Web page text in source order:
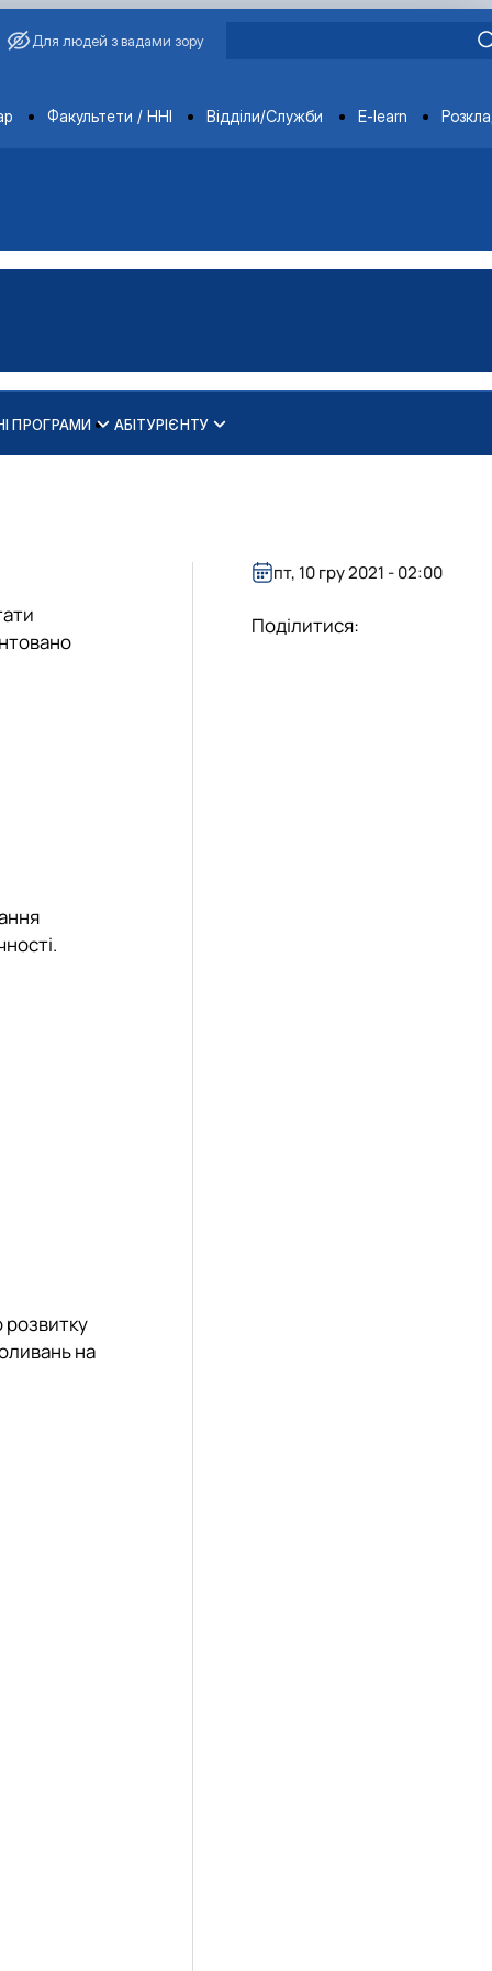
Для людей з вадами зору
Факультети / ННІ Відділи/Служби E-learn
ПРОГРАМИ АБІТУРІЄНТУ
розвитку
на
пт, 10 гру 2021 - 02:00
Поділитися: